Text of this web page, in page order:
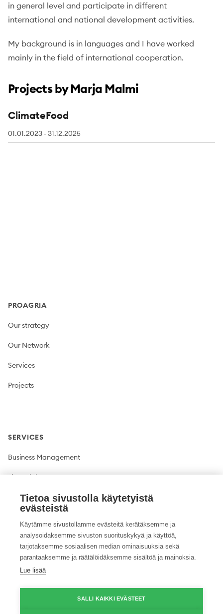
in general level and participate in different
international and national development activities.
My background is in languages and I have worked
mainly in the field of international cooperation.
Projects by Marja Malmi
ClimateFood
01.01.2023 - 31.12.2025
PROAGRIA
Our strategy
Our Network
Services
Projects
SERVICES
Business Management
Financial Management
Plant production
Climate solutions
Tietoa sivustolla käytetyistä
evästeistä
Käytämme sivustollamme evästeitä kerätäksemme ja
analysoidaksemme sivuston suorituskykyä ja käyttöä,
tarjotaksemme sosiaalisen median ominaisuuksia sekä
parantaaksemme ja räätälöidäksemme sisältöä ja mainoksia.
Lue lisää
SALLI KAIKKI EVÄSTEET